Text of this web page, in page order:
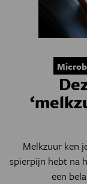
Melkzuur ken
spierpijn hebt na
een